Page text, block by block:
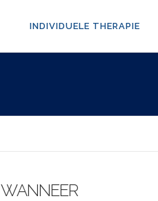
INDIVIDUELE THERAPIE
WANNEER